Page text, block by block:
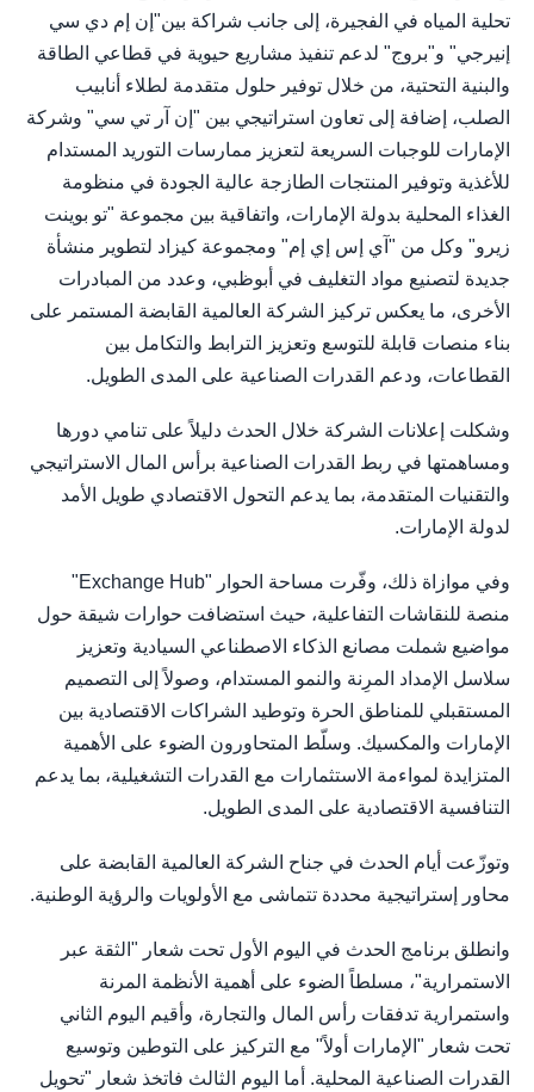
تحلية المياه في الفجيرة، إلى جانب شراكة بين"إن إم دي سي
إنيرجي" و"بروج" لدعم تنفيذ مشاريع حيوية في قطاعي الطاقة
والبنية التحتية، من خلال توفير حلول متقدمة لطلاء أنابيب
الصلب، إضافة إلى تعاون استراتيجي بين "إن آر تي سي" وشركة
الإمارات للوجبات السريعة لتعزيز ممارسات التوريد المستدام
للأغذية وتوفير المنتجات الطازجة عالية الجودة في منظومة
الغذاء المحلية بدولة الإمارات، واتفاقية بين مجموعة "تو بوينت
زيرو" وكل من "آي إس إي إم" ومجموعة كيزاد لتطوير منشأة
جديدة لتصنيع مواد التغليف في أبوظبي، وعدد من المبادرات
الأخرى، ما يعكس تركيز الشركة العالمية القابضة المستمر على
بناء منصات قابلة للتوسع وتعزيز الترابط والتكامل بين
القطاعات، ودعم القدرات الصناعية على المدى الطويل.
وشكلت إعلانات الشركة خلال الحدث دليلاً على تنامي دورها
ومساهمتها في ربط القدرات الصناعية برأس المال الاستراتيجي
والتقنيات المتقدمة، بما يدعم التحول الاقتصادي طويل الأمد
لدولة الإمارات.
وفي موازاة ذلك، وفّرت مساحة الحوار "Exchange Hub"
منصة للنقاشات التفاعلية، حيث استضافت حوارات شيقة حول
مواضيع شملت مصانع الذكاء الاصطناعي السيادية وتعزيز
سلاسل الإمداد المرِنة والنمو المستدام، وصولاً إلى التصميم
المستقبلي للمناطق الحرة وتوطيد الشراكات الاقتصادية بين
الإمارات والمكسيك. وسلّط المتحاورون الضوء على الأهمية
المتزايدة لمواءمة الاستثمارات مع القدرات التشغيلية، بما يدعم
التنافسية الاقتصادية على المدى الطويل.
وتوزّعت أيام الحدث في جناح الشركة العالمية القابضة على
محاور إستراتيجية محددة تتماشى مع الأولويات والرؤية الوطنية.
وانطلق برنامج الحدث في اليوم الأول تحت شعار "الثقة عبر
الاستمرارية"، مسلطاً الضوء على أهمية الأنظمة المرنة
واستمرارية تدفقات رأس المال والتجارة، وأقيم اليوم الثاني
تحت شعار "الإمارات أولاً" مع التركيز على التوطين وتوسيع
القدرات الصناعية المحلية. أما اليوم الثالث فاتخذ شعار "تحويل